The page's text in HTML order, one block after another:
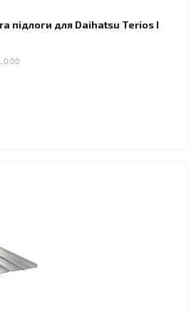
підлоги для Daihatsu Terios I